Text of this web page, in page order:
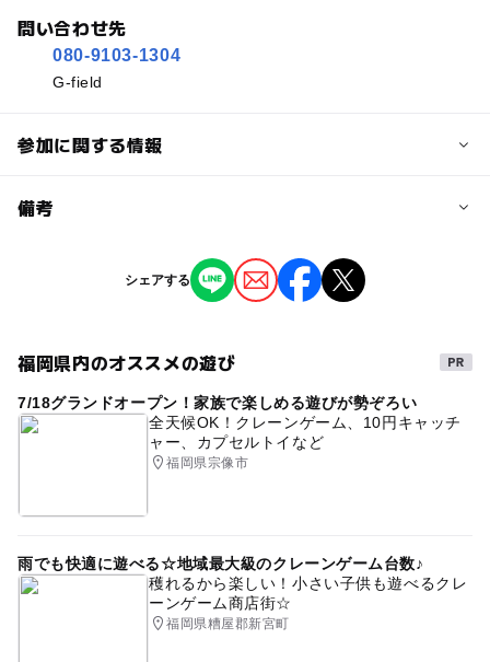
問い合わせ先
080-9103-1304
G-field
参加に関する情報
予約/応募
備考
※掲載の情報は天候や主催者側の都合などにより変更にな
ることがあります。
シェアする
福岡県内のオススメの遊び
7/18グランドオープン！家族で楽しめる遊びが勢ぞろい
全天候OK！クレーンゲーム、10円キャッチ
ャー、カプセルトイなど
福岡県宗像市
雨でも快適に遊べる☆地域最大級のクレーンゲーム台数♪
穫れるから楽しい！小さい子供も遊べるクレ
ーンゲーム商店街☆
福岡県糟屋郡新宮町